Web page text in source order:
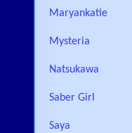
Maryankatie
Mysteria
Natsukawa
Saber Girl
Saya